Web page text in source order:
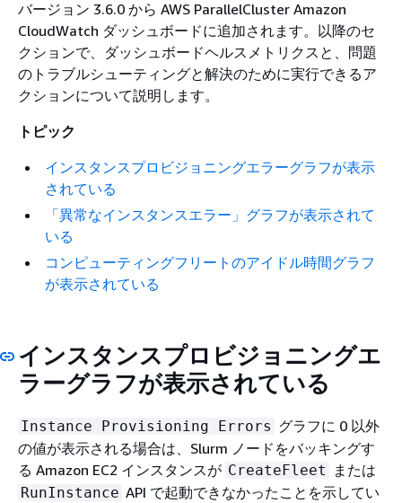
バージョン 3.6.0 から AWS ParallelCluster Amazon
CloudWatch ダッシュボードに追加されます。以降のセ
クションで、ダッシュボードヘルスメトリクスと、問題
のトラブルシューティングと解決のために実行できるア
クションについて説明します。
トピック
インスタンスプロビジョニングエラーグラフが表示
されている
「異常なインスタンスエラー」グラフが表示されて
いる
コンピューティングフリートのアイドル時間グラフ
が表示されている
インスタンスプロビジョニングエ
ラーグラフが表示されている
Instance Provisioning Errors グラフに 0 以外
の値が表示される場合は、Slurm ノードをバッキングす
る Amazon EC2 インスタンスが CreateFleet または
RunInstance API で起動できなかったことを示してい